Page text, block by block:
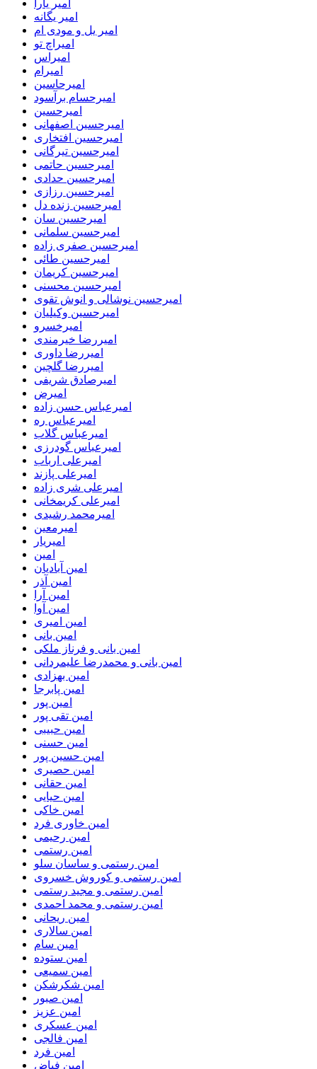
امیر یارا
امیر یگانه
امیر یل و مودی ام
امیراچ تو
امیراس
امیرام
امیرحاسین
امیرحسام برآسود
امیرحسین
امیرحسین اصفهانی
امیرحسین افتخاری
امیرحسین تیرگانی
امیرحسین حاتمی
امیرحسین حدادی
امیرحسین رزازی
امیرحسین زنده دل
امیرحسین سان
امیرحسین سلمانی
امیرحسین صفری زاده
امیرحسین طائی
امیرحسین کریمان
امیرحسین محسنی
امیرحسین نوشالی و انوش تقوی
امیرحسین وکیلیان
امیرخسرو
امیررضا خیرمندی
امیررضا داوری
امیررضا گلچین
امیرصادق شریفی
امیرض
امیرعباس حسن زاده
امیرعباس ره
امیرعباس گلاب
امیرعباس گودرزی
امیرعلی ارباب
امیرعلی پازند
امیرعلی شری زاده
امیرعلی کریمخانی
امیرمحمد رشیدی
امیرمعین
امیریار
امین
امین آبادیان
امین آذر
امین آرا
امین آوا
امین امیری
امین بانی
امین بانی و فرناز ملکی
امین بانی و محمدرضا علیمردانی
امین بهزادی
امین پابرجا
امین پور
امین تقی پور
امین حبیبی
امین حسنی
امین حسین پور
امین حصیری
امین حقانی
امین حیایی
امین خاکی
امین خاوری فرد
امین رحیمی
امین رستمی
امین رستمی و ساسان سلو
امین رستمی و کوروش خسروی
امین رستمی و مجید رستمی
امین رستمی و محمد احمدی
امین ریحانی
امین سالاری
امین سام
امین ستوده
امین سمیعی
امین شکرشکن
امین صبور
امین عزیز
امین عسکری
امین فالجی
امین فرد
امین فیاض